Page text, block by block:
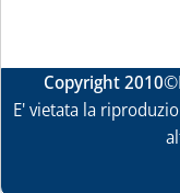
Copyright 2010
E' vietata la